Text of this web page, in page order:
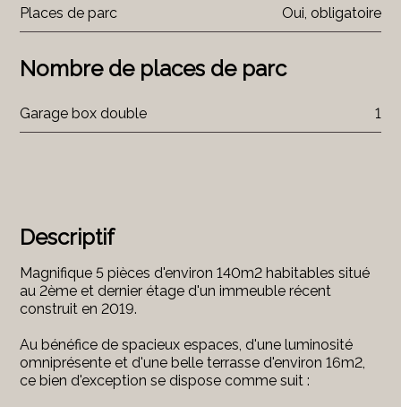
Descriptif
Magnifique 5 pièces d'environ 140m2 habitables situé
au 2ème et dernier étage d'un immeuble récent
construit en 2019.
Au bénéfice de spacieux espaces, d'une luminosité
omniprésente et d'une belle terrasse d'environ 16m2,
ce bien d'exception se dispose comme suit :
Places de parc Oui, obligatoire
Nombre de places de parc
Garage box double 1